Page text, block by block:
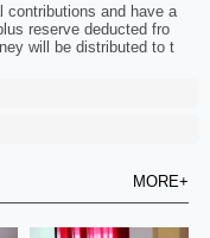
contributions and have a
reserve deducted fro
will be distributed to t
MORE+